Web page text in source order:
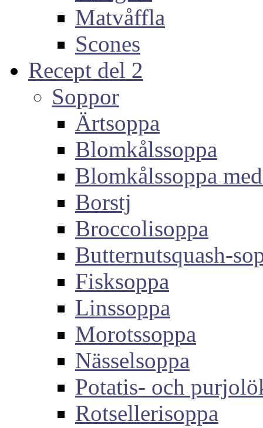
Matvåffla
Scones
Recept del 2
Soppor
Ärtsoppa
Blomkålssoppa
Blomkålssoppa
Borstj
Broccolisoppa
Butternutsquash-
Fisksoppa
Linssoppa
Morotssoppa
Nässelsoppa
Potatis- och
Rotsellerisoppa